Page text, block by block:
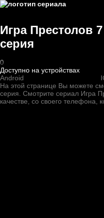
Игра Престолов
cерия
0
Доступно на устройствах
Android
На этой странице Вы можете
cерия . Смотрите сериал Игра
качестве, со своего телефона,